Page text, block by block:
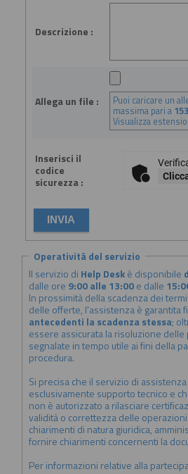
Descrizione :
Allega un file : Puoi caricare un
massima pari a
Visualizza
Inserisci il
codice
sicurezza :
Operatività del servizio
Il servizio di Help Deskè disponibile
dalle ore 9:00 alle 13:00e dalle
In prossimità della scadenza dei
delle offerte, l'assistenza è garantita
antecedenti la scadenza stessa;
essere assicurata la risoluzione
segnalate in tempo utile ai fini della
procedura.
Si precisa che il servizio di
esclusivamente supporto tecnico e
non è autorizzato a rilasciare
validità o correttezza delle
chiarimenti di natura giuridica,
fornire chiarimenti concernenti la
Per informazioni relative alla